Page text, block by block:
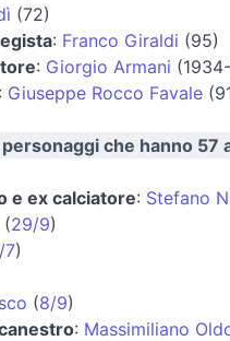
(72)
: Franco Giraldi (95)
: Giorgio Armani
: Giuseppe Rocco Favale
che hanno 57
e ex calciatore: Stefano
(29/9)
7)
(8/9)
: Massimiliano